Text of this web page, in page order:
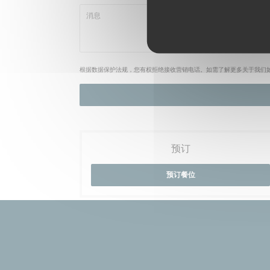
根据数据保护法规，您有权拒绝接收营销电话。如需了解更多关于我们
预订
预订餐位